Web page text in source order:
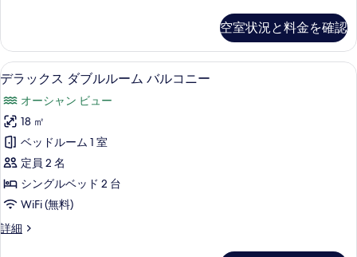
示
す
る
ム
ハ
ー
バ
ー
ビ
ュ
ー
の
す
ア
ダ
ブ
ル
ー
ム
ハ
ー
バ
ー
ビ
ュ
ー
空室状況と料金を確認
デ
ッ
ク
ス
ダ
ブ
ル
高級寝具、ノートパソコン用作業ス
7
デラックス ダブルルーム バルコニー
オーシャン ビュー
18 ㎡
ベッドルーム 1 室
定員 2 名
シングルベッド 2 台
WiFi (無料)
詳細
デ